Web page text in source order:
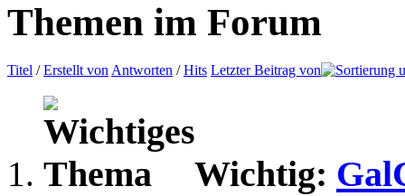
Themen im Forum
Titel /Erstellt von Antworten /Hits Letzter Beitrag von
Wichtig: